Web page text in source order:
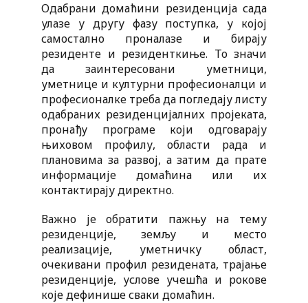
Одабрани домаћини резиденција сада
улазе у другу фазу поступка, у којој
самостално проналазе и бирају
резиденте и резиденткиње. То значи
да заинтересовани уметници,
уметнице и културни професионалци и
професионалке треба да погледају листу
одабраних резиденцијалних пројеката,
пронађу програме који одговарају
њиховом профилу, области рада и
плановима за развој, а затим да прате
информације домаћина или их
контактирају директно.
Важно је обратити пажњу на тему
резиденције, земљу и место
реализације, уметничку област,
очекивани профил резидената, трајање
резиденције, услове учешћа и рокове
које дефинише сваки домаћин.